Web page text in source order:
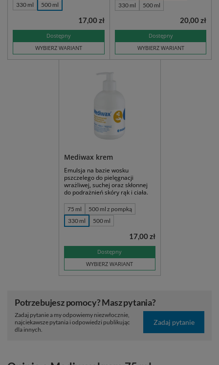
330 ml
500 ml
Dostępny
WYBIERZ WARIANT
17,00 zł
330 ml
500 ml
Dostępny
WYBIERZ WARIANT
20,00 zł
Mediwax krem
Emulsja na bazie wosku
pszczelego do pielęgnacji
wrażliwej, suchej oraz skłonnej
do podrażnień skóry rąk i ciała.
75 ml
500 ml z pompką
330 ml
500 ml
Dostępny
WYBIERZ WARIANT
17,00 zł
Potrzebujesz pomocy? Masz pytania?
Zadaj pytanie a my odpowiemy niezwłocznie,
najciekawsze pytania i odpowiedzi publikując
dla innych.
Zadaj pytanie